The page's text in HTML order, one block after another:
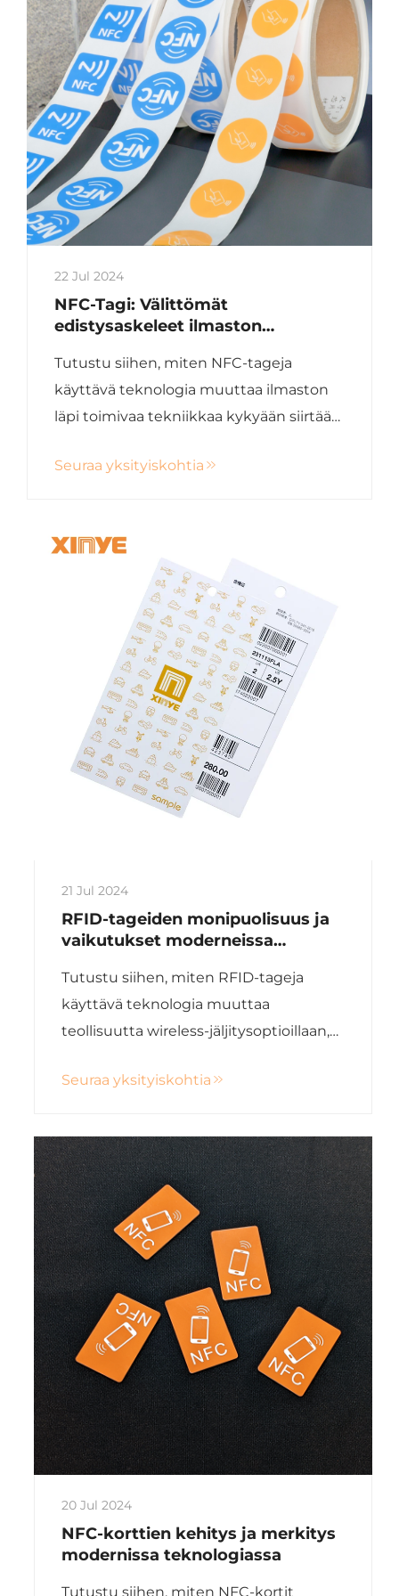
22 Jul 2024
NFC-Tagi: Välittömät
edistysaskeleet ilmaston
Tutustu siihen, miten NFC-tageja
käyttävä teknologia muuttaa ilmaston
läpi toimivaa tekniikkaa kykyään siirtää
tulevaisuuden yhteydenottoa Xinyen
Seuraa yksityiskohtia
21 Jul 2024
RFID-tageiden monipuolisuus ja
vaikutukset moderneissa
Tutustu siihen, miten RFID-tageja
käyttävä teknologia muuttaa
teollisuutta wireless-jäljitysoptioillaan,
terveydenhuolto- ja maatalousaloilla.
tietojenhallinnan kanssa Xinyen
innovatiivisten RFID-ratkaisujen avulla.
Seuraa yksityiskohtia
20 Jul 2024
NFC-korttien kehitys ja merkitys
modernissa teknologiassa
Tutustu siihen, miten NFC-kortit